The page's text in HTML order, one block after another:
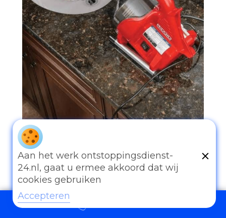
097006521500
Andere diensten
Aan het werk ontstoppingsdienst-
24.nl, gaat u ermee akkoord dat wij
cookies gebruiken
Accepteren